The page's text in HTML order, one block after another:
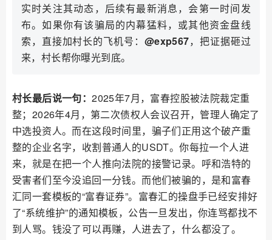
实时关注其动态，后续有最新消息，会第一时间发
布。如果你有该骗局的内幕猛料，或其他资金盘线
索，直接加村长的飞机号： @exp567，把证据砸过
来，村长帮你曝光到底。
村长最后说一句：2025年7月，富春控股被法院裁定重
整；2026年4月，第二次债权人会议召开，管理人确定了
中选投资人。而在这段时间里，骗子们正用这个破产重
整的企业名字，收割普通人的USDT。你每拉一个人进
来，就是在把一个人推向法院的接警记录。呼和浩特的
受害者们至今没追回一分钱。而他们被骗的，是和富春
汇同一套模板的“富春证券”。富春汇的操盘手已经安排好
了“系统维护”的通知模板，公告一旦发出，你连骂都找不
到人骂。钱没了可以再赚，人进去了，什么都没了。